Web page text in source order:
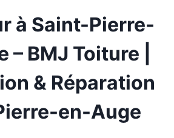
à Saint-Pierre-
– BMJ Toiture |
& Réparation
en-Auge